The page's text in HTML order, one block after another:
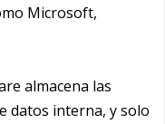
Microsoft,
almacena las
datos interna, y solo